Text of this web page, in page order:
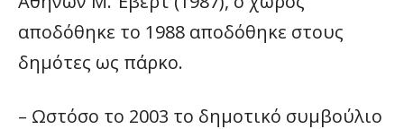
αποδόθηκε το 1988 αποδόθηκε στους
δημότες ως πάρκο.
– Ωστόσο το 2003 το δημοτικό συμβούλιο